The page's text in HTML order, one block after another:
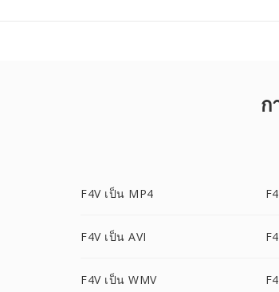
ก
F4V เป็น MP4
F4V เป็น AVI
F4V เป็น WMV